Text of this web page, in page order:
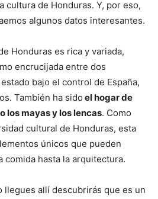
cultura de Honduras. Y, por eso,
algunos datos interesantes.
Honduras es rica y variada,
encrucijada entre dos
bajo el control de España,
También ha sido el hogar de
los mayas y los lencas. Como
cultural de Honduras, esta
únicos que pueden
comida hasta la arquitectura.
llegues allí descubrirás que es un